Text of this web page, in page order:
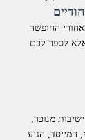
החופשה
לספר לכם
בחדר ישיבות מנוכר,
, המייסד, הגיע